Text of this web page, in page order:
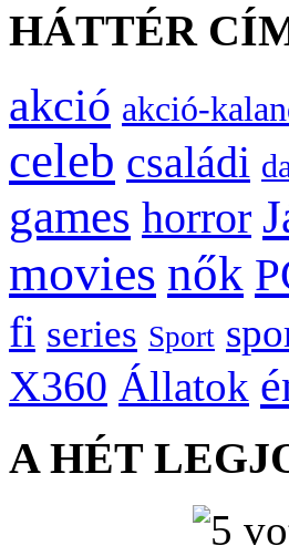
HÁTTÉR
akció akció-
celeb családi
games horror
movies nők
fi series Sport
X360 Állatok
A HÉT